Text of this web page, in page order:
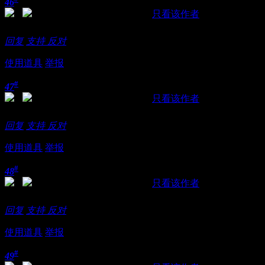
46
只看该作者
回复 支持 反对
使用道具 举报
47#
只看该作者
回复 支持 反对
使用道具 举报
48#
只看该作者
回复 支持 反对
使用道具 举报
49#